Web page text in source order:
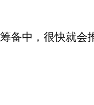
备中，很快就会